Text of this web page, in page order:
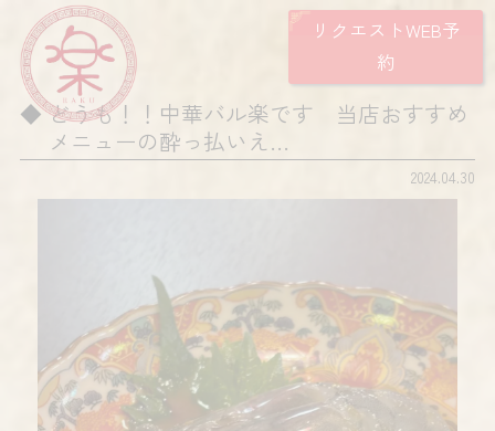
リクエストWEB予
約
どうも！！中華バル楽です 当店おすすめ
メニューの酔っ払いえ…
2024.04.30